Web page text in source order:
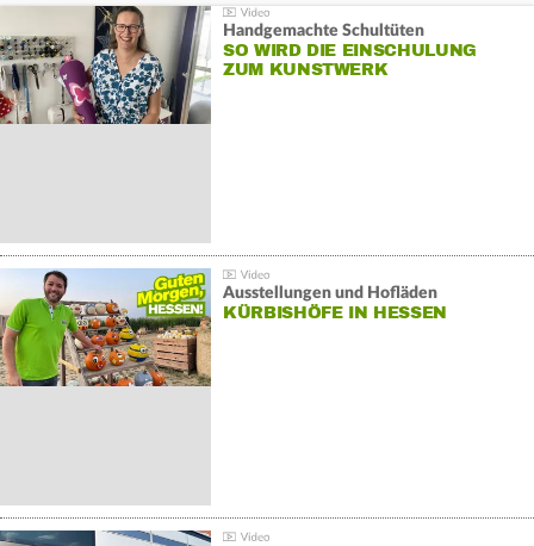
Handgemachte Schultüten
SO WIRD DIE EINSCHULUNG
ZUM KUNSTWERK
Ausstellungen und Hofläden
KÜRBISHÖFE IN HESSEN